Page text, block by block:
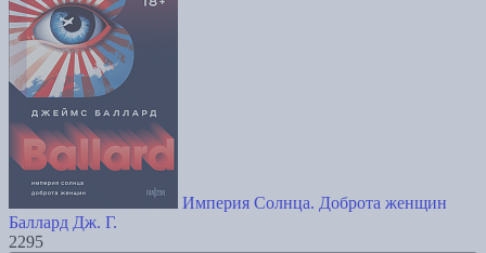
Империя Солнца. Доброта женщин
Баллард Дж. Г.
2295